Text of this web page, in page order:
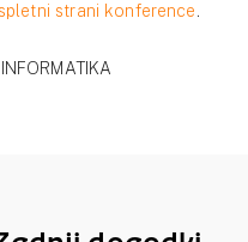
spletni strani konference.